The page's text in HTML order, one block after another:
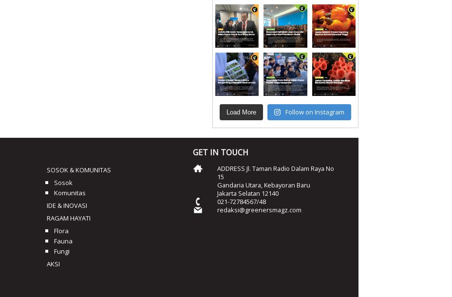
Load More Follow on Instagram
SOSOK & KOMUNITAS
Sosok
Komunitas
IDE & INOVASI
RAGAM HAYATI
Flora
Fauna
Fungi
AKSI
GET IN TOUCH
ADDRESS Jl. Taman Radio Dalam Raya No
15
Gandaria Utara, Kebayoran Baru
Jakarta Selatan 12140
021-72784567/48
redaksi@greenersmagz.com